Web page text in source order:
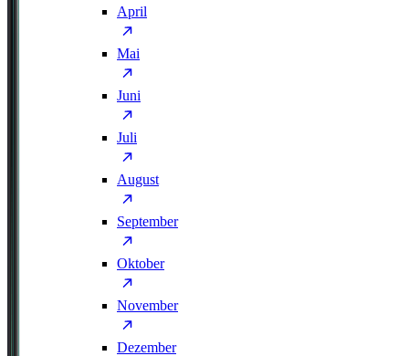
April
Mai
Juni
Juli
August
September
Oktober
November
Dezember